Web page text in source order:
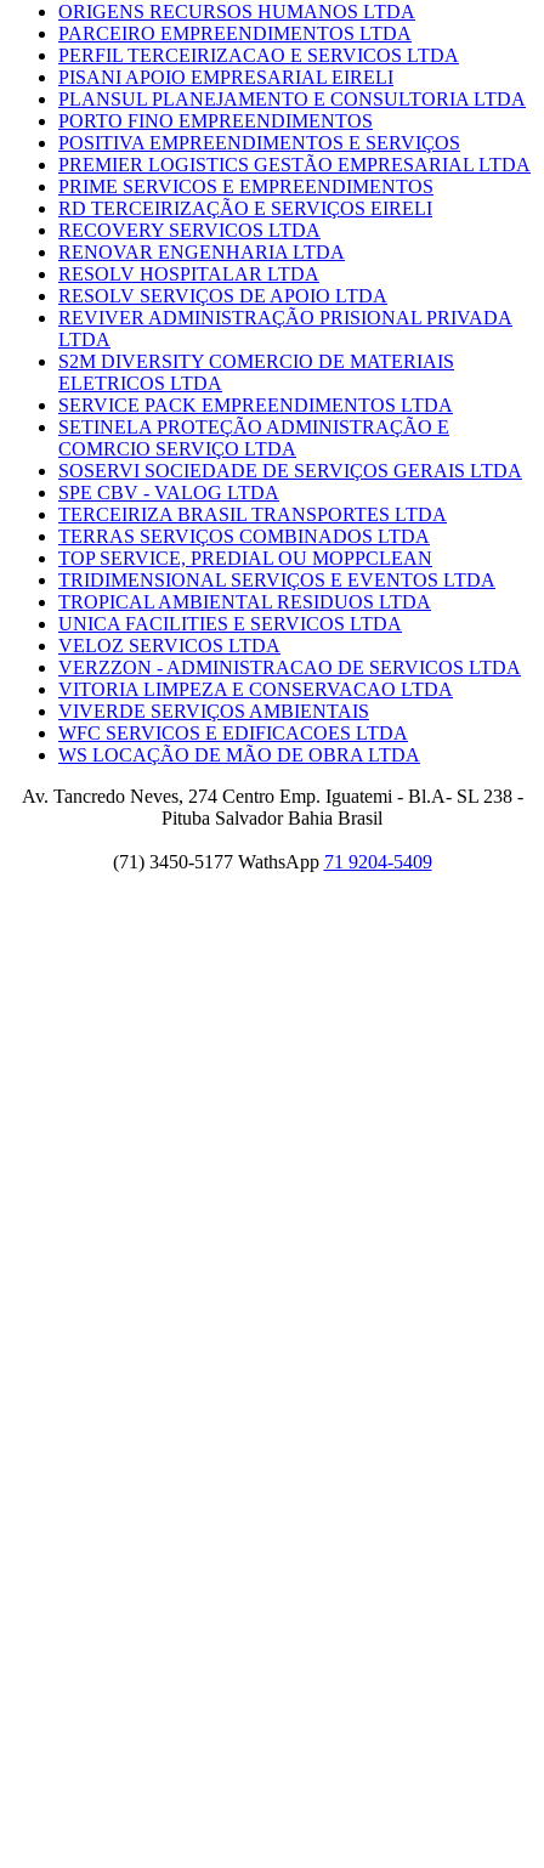
ORIGENS RECURSOS HUMANOS LTDA
PARCEIRO EMPREENDIMENTOS LTDA
PERFIL TERCEIRIZACAO E SERVICOS LTDA
PISANI APOIO EMPRESARIAL EIRELI
PLANSUL PLANEJAMENTO E CONSULTORIA LTDA
PORTO FINO EMPREENDIMENTOS
POSITIVA EMPREENDIMENTOS E SERVIÇOS
PREMIER LOGISTICS GESTÃO EMPRESARIAL LTDA
PRIME SERVICOS E EMPREENDIMENTOS
RD TERCEIRIZAÇÃO E SERVIÇOS EIRELI
RECOVERY SERVICOS LTDA
RENOVAR ENGENHARIA LTDA
RESOLV HOSPITALAR LTDA
RESOLV SERVIÇOS DE APOIO LTDA
REVIVER ADMINISTRAÇÃO PRISIONAL PRIVADA
LTDA
S2M DIVERSITY COMERCIO DE MATERIAIS
ELETRICOS LTDA
SERVICE PACK EMPREENDIMENTOS LTDA
SETINELA PROTEÇÃO ADMINISTRAÇÃO E
COMRCIO SERVIÇO LTDA
SOSERVI SOCIEDADE DE SERVIÇOS GERAIS LTDA
SPE CBV - VALOG LTDA
TERCEIRIZA BRASIL TRANSPORTES LTDA
TERRAS SERVIÇOS COMBINADOS LTDA
TOP SERVICE, PREDIAL OU MOPPCLEAN
TRIDIMENSIONAL SERVIÇOS E EVENTOS LTDA
TROPICAL AMBIENTAL RESIDUOS LTDA
UNICA FACILITIES E SERVICOS LTDA
VELOZ SERVICOS LTDA
VERZZON - ADMINISTRACAO DE SERVICOS LTDA
VITORIA LIMPEZA E CONSERVACAO LTDA
VIVERDE SERVIÇOS AMBIENTAIS
WFC SERVICOS E EDIFICACOES LTDA
WS LOCAÇÃO DE MÃO DE OBRA LTDA
Av. Tancredo Neves, 274 Centro Emp. Iguatemi - Bl.A- SL 238 -
Pituba Salvador Bahia Brasil
(71) 3450-5177 WathsApp 71 9204-5409